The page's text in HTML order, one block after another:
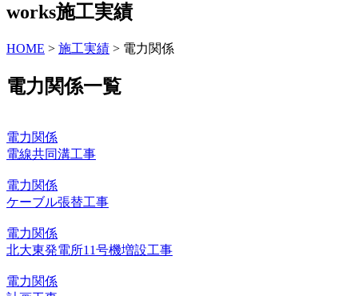
works施工実績
HOME > 施工実績 > 電力関係
電力関係一覧
電力関係
電線共同溝工事
電力関係
ケーブル張替工事
電力関係
北大東発電所11号機増設工事
電力関係